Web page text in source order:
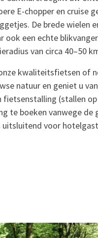
E-chopper en cruise
De brede wielen
een echte
van circa 40–50
kwaliteitsfietsen of
natuur en geniet u
(stallen
te boeken vanwege
uitsluitend voor